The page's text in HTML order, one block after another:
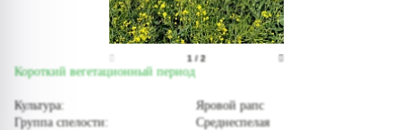
1/ 2
Короткий вегетационный период
Культура:
Яровой рапс
Группа спелости:
Среднеспелая